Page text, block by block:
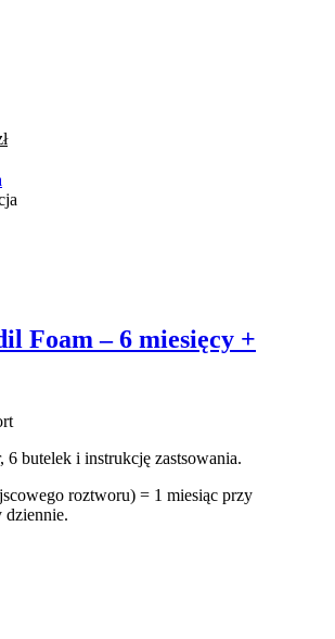
Foam – 6 miesięcy +
6 butelek i instrukcję zastsowania.
roztworu) = 1 miesiąc przy
dziennie.